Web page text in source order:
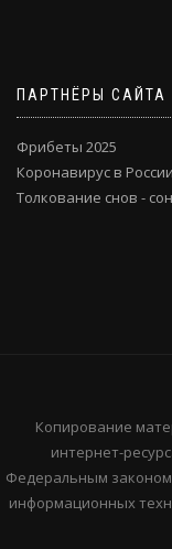
ПАРТНЁРЫ САЙТА
Фрибеты 2025
Коронавирус в России
Толкование снов -
Копирование
интернет-
Федеральным законом
информационных